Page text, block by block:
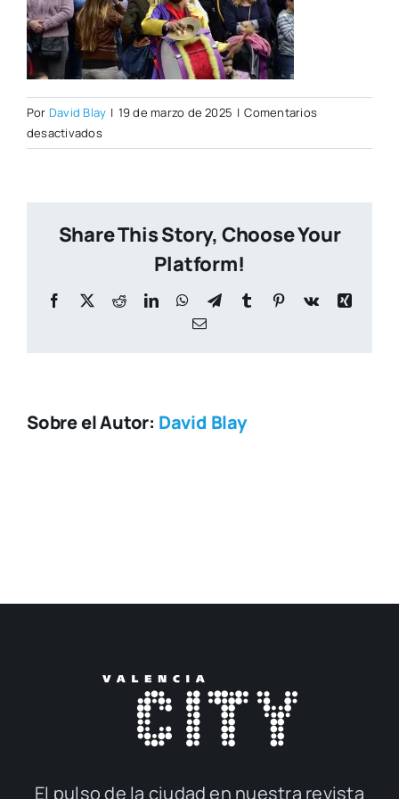
Por David Blay | 19 de marzo de 2025 | Comentarios
desactivadosen
Fallas
Share This Story, Choose Your
Platform!
Facebook
X RedditLinkedInWhatsApp
TelegramTumblr Pinterest
Vk
Xing
Correo
Sobre el Autor: David Blay
El pul­so de la ciu­dad en nues­tra revis­ta